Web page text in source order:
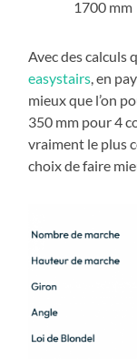
1700 mm
Avec des calculs
easystairs, en
mieux que l’on
350 mm pour 4
vraiment le plus
choix de faire